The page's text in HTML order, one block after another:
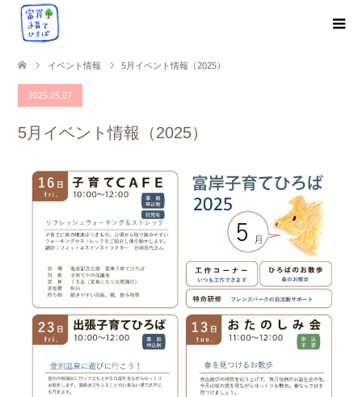
イベント情報 5月イベント情報（2025）
2025.05.07
5月イベント情報（2025）